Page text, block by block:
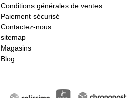
Conditions générales de ventes
Paiement sécurisé
Contactez-nous
sitemap
Magasins
Blog